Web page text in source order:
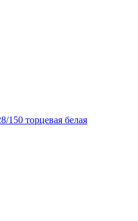
150 торцевая белая